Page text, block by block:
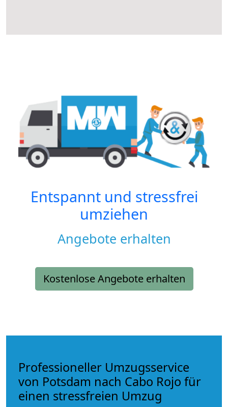
Entspannt und stressfrei
umziehen
Angebote erhalten
Kostenlose Angebote erhalten
Professioneller Umzugsservice
von Potsdam nach Cabo Rojo für
einen stressfreien Umzug